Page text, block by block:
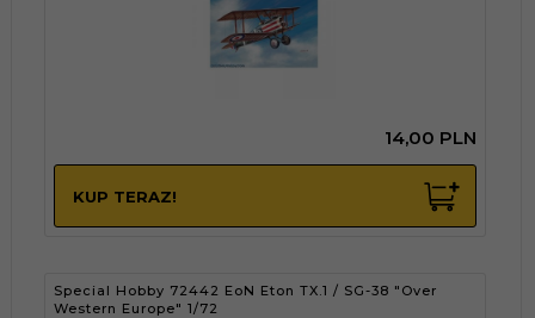
14,00 PLN
KUP TERAZ!
Special Hobby 72442 EoN Eton TX.1 / SG-38 "Over
Western Europe" 1/72